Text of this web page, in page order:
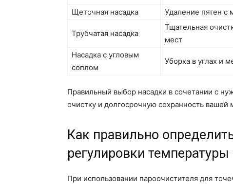
Щеточная насадка
Удаление пятен с
Трубчатая насадка
Тщательная
мест
Насадка с угловым
соплом
Уборка в углах и
Правильный выбор насадки в сочетании с
очистку и долгосрочную сохранность вашей
Как правильно
регулировки температуры
При использовании пароочистителя для